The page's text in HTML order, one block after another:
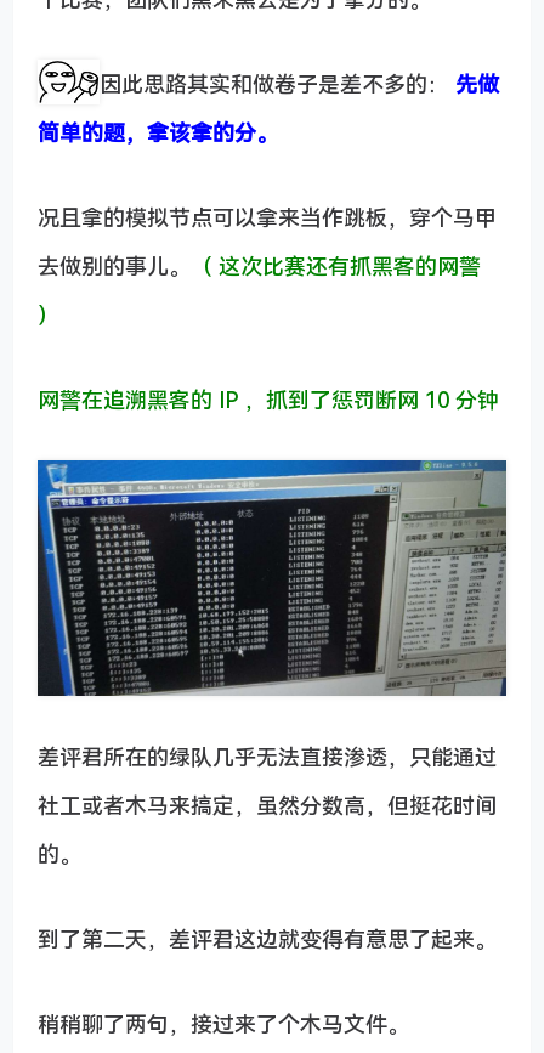
因此思路其实和做卷子是差不多的：
先做
简单的题，拿该拿的分。
况且拿的模拟节点可以拿来当作跳板，穿个马甲
去做别的事儿。
（ 这次比赛还有抓黑客的网警
）
网警在追溯黑客的 IP ，抓到了惩罚断网 10 分钟
差评君所在的绿队几乎无法直接渗透，只能通过
社工或者木马来搞定，虽然分数高，但挺花时间
的。
到了第二天，差评君这边就变得有意思了起来。
稍稍聊了两句，接过来了个木马文件。